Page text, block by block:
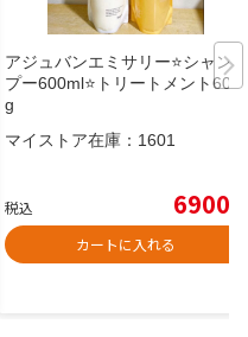
アジュバンエミサリー⭐️シャン
プー600ml⭐️トリートメント600
g
マイストア在庫： 1601
税込 6900
カートに入れる